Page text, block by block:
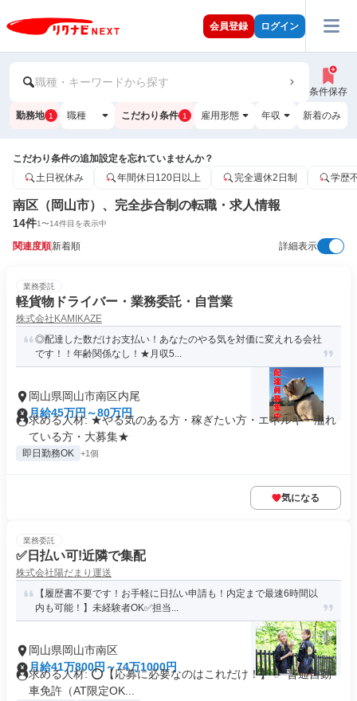
会員登録 ログイン
職種・キーワードから探す
条件保存
勤務地 1 職種 こだわり条件 1 雇用形態 年収 新着のみ
こだわり条件の追加設定を忘れていませんか？
土日祝休み
年間休日120日以上 完全週休2日制 学歴
南区（岡山市）、完全歩合制の転職・求人情報
14件1〜14件目を表示中
関連度順新着順 詳細表示
業務委託
軽貨物ドライバー・業務委託・自営業
株式会社KAMIKAZE
◎配達した数だけお支払い！あなたのやる気を対価に変えれる会社
です！！年齢関係なし！★月収5...
岡山県岡山市南区内尾
月給45万円～80万円
求める人材: ★やる気のある方・稼ぎたい方・エネルギー溢れ
ている方・大募集★
即日勤務OK +1個
気になる
業務委託
✅日払い可!近隣で集配
株式会社陽だまり運送
【履歴書不要です！お手軽に日払い申請も！内定まで最速6時間以
内も可能！】未経験者OK✅担当...
岡山県岡山市南区
月給41万800円～74万1000円
求める人材: ⭕️【応募に必要なのはこれだけ！】 ✅ 普通自動
車免許（AT限定OK...